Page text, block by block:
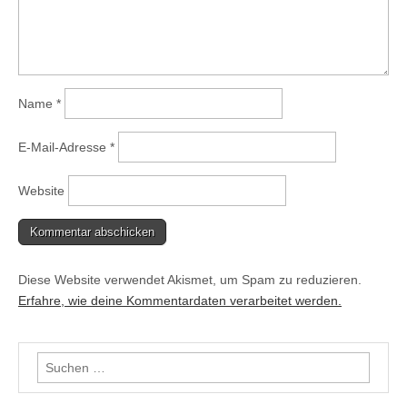
Name *
E-Mail-Adresse *
Website
Diese Website verwendet Akismet, um Spam zu reduzieren.
Erfahre, wie deine Kommentardaten verarbeitet werden.
Suchen
nach: